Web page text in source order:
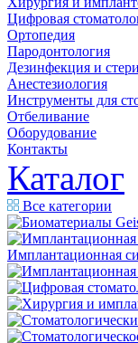
Цифровая
Ортопедия
Пародонтология
Дезинфекция и
Анестезиология
Инструменты для
Отбеливание
Оборудование
Контакты
Каталог
Все категории
Имплантационная